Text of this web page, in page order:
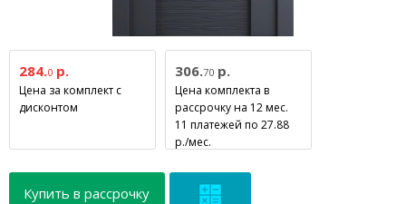
284.0р.
Цена за комплект с
дисконтом
306.70р.
Цена комплекта в
рассрочку на 12 мес.
11 платежей по 27.88
р./мес.
Купить в рассрочку